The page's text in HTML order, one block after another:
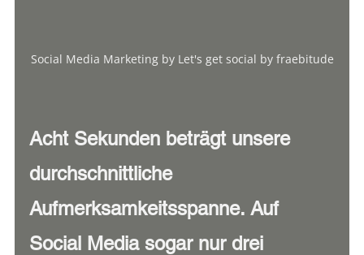
Social Media Marketing by Let's get social by fraebitude
Acht Sekunden beträgt unsere
durchschnittliche
Aufmerksamkeitsspanne. Auf
Social Media sogar nur drei